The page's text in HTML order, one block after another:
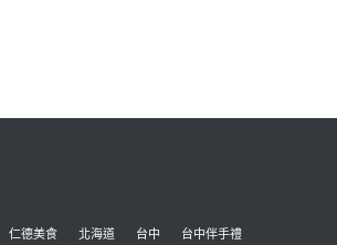
仁德美食 北海道 台中 台中伴手禮